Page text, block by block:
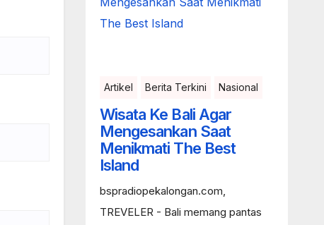
Artikel Berita Terkini Nasional
Wisata Ke Bali Agar
Mengesankan Saat
Menikmati The Best
Island
bspradiopekalongan.com,
TREVELER - Bali memang pantas